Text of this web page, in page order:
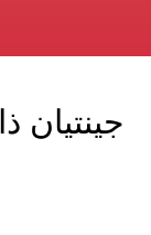
جينتيان